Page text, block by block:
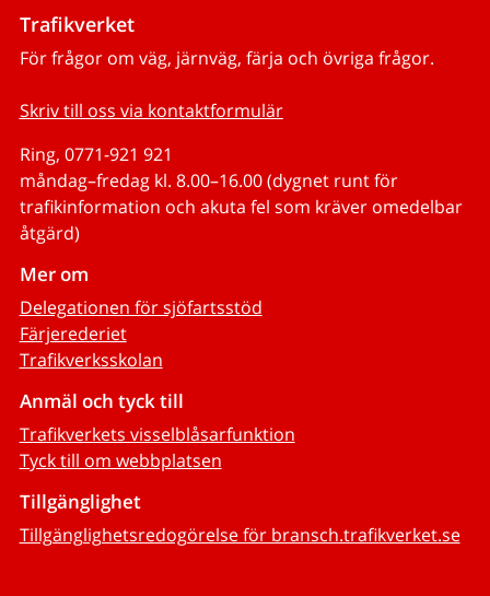
Trafikverket
För frågor om väg, järnväg, färja och övriga frågor.
Skriv till oss via kontaktformulär
Ring, 0771-921 921
måndag–fredag kl. 8.00–16.00 (dygnet runt för
trafikinformation och akuta fel som kräver omedelbar
åtgärd)
Mer om
Delegationen för sjöfartsstöd
Färjerederiet
Trafikverksskolan
Anmäl och tyck till
Trafikverkets visselblåsarfunktion
Tyck till om webbplatsen
Tillgänglighet
Tillgänglighetsredogörelse för bransch.trafikverket.se